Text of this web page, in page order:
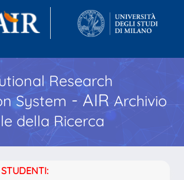
Research
System - AIR Archivio
della Ricerca